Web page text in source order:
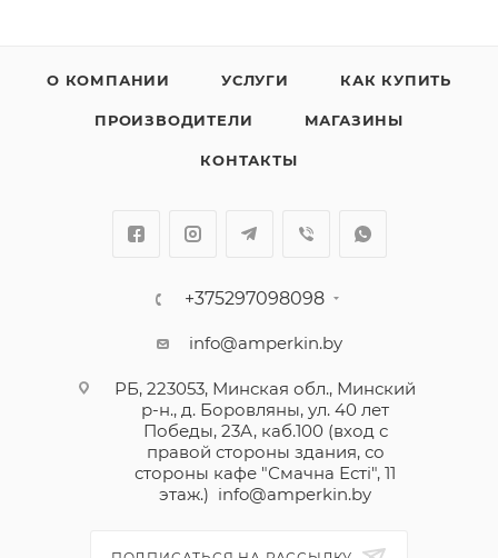
О КОМПАНИИ УСЛУГИ КАК КУПИТЬ
ПРОИЗВОДИТЕЛИ МАГАЗИНЫ
КОНТАКТЫ
+375297098098
info@amperkin.by
РБ, 223053, Минская обл., Минский
р-н., д. Боровляны, ул. 40 лет
Победы, 23А, каб.100 (вход с
правой стороны здания, со
стороны кафе "Смачна Естi", 11
этаж.) info@amperkin.by